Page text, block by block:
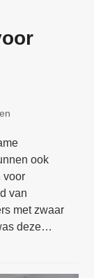
ook
voor
van
met zwaar
deze…